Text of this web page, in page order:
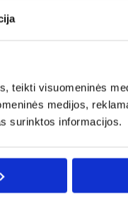
teikti visuomeninės
medijos,
surinktos informacijos.